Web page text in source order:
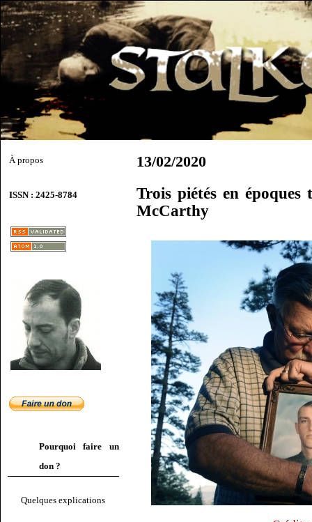
À propos
ISSN : 2425-8784
Pourquoi faire un
don ?
Quelques explications
13/02/2020
Trois piétés en
McCarthy